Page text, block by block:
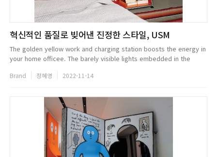
혁신적인 품질로 빚어낸 진정한 스타일, USM
The golden yellow work and charging station boosts the energy in
your home officee. The barely visible lights embedded in the
ensure that ...
Brand 정혜영 2022-11-14